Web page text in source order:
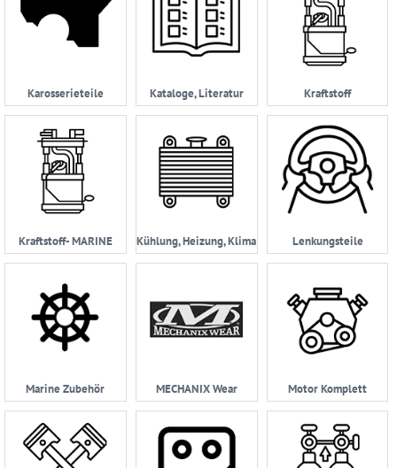
Karosserieteile Kataloge, Literatur Kraftstoff
Kraftstoff- MARINE Kühlung, Heizung, Klima Lenkungsteile
Marine Zubehör MECHANIX Wear Motor Komplett